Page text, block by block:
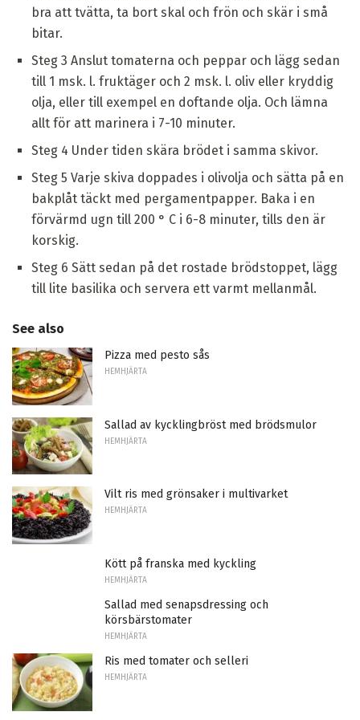
bra att tvätta, ta bort skal och frön och skär i små
bitar.
Steg 3 Anslut tomaterna och peppar och lägg sedan
till 1 msk. l. fruktäger och 2 msk. l. oliv eller kryddig
olja, eller till exempel en doftande olja. Och lämna
allt för att marinera i 7-10 minuter.
Steg 4 Under tiden skära brödet i samma skivor.
Steg 5 Varje skiva doppades i olivolja och sätta på en
bakplåt täckt med pergamentpapper. Baka i en
förvärmd ugn till 200 ° C i 6-8 minuter, tills den är
korskig.
Steg 6 Sätt sedan på det rostade brödstoppet, lägg
till lite basilika och servera ett varmt mellanmål.
See also
Pizza med pesto sås
HEMHJÄRTA
Sallad av kycklingbröst med brödsmulor
HEMHJÄRTA
Vilt ris med grönsaker i multivarket
HEMHJÄRTA
Kött på franska med kyckling
HEMHJÄRTA
Sallad med senapsdressing och
körsbärstomater
HEMHJÄRTA
Ris med tomater och selleri
HEMHJÄRTA